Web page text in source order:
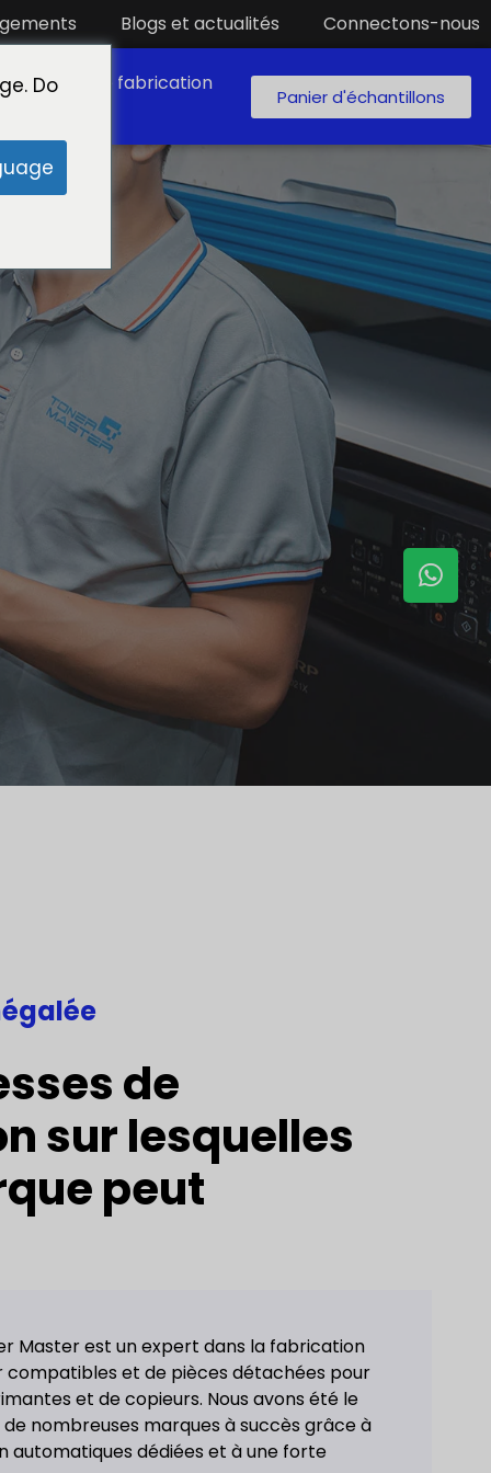
Blogs et actualités Connectons-nous
de fabrication
Panier d'échantillons
de
sur lesquelles
peut
Master est un expert dans la fabrication
et de pièces détachées pour
et de copieurs. Nous avons été le
nombreuses marques à succès grâce à
automatiques dédiées et à une forte
Do